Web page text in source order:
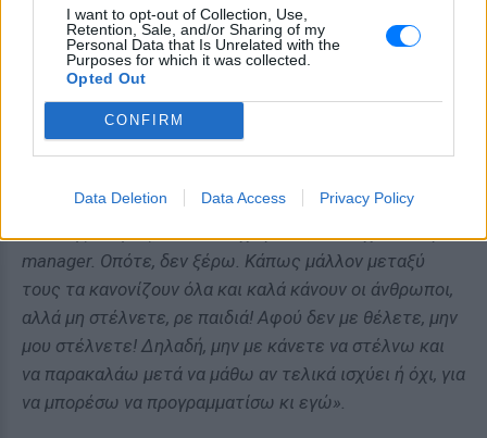
I want to opt-out of Collection, Use,
Retention, Sale, and/or Sharing of my
Personal Data that Is Unrelated with the
Purposes for which it was collected.
Opted Out
CONFIRM
Data Deletion Data Access Privacy Policy
παιδιά, μ’ αρέσουν οι γυναίκες, αγαπώ τις γυναίκες.
Ήθελα να δώσω βραβείο σε γυναίκα.
Τέλος πάντων, εν τέλει μάλλον δεν με ήθελαν και
πολύ, κάπου το μετάνιωσαν στην πορεία. Δεν πειράζει,
κυκλώματα. Δεν κάνω καθόλου φιλίες, ανθρώπους
έτσι της Αθήνας, που είναι χωμένοι, δεν είχα ποτέ μου
manager. Οπότε, δεν ξέρω. Kάπως μάλλον μεταξύ
τους τα κανονίζουν όλα και καλά κάνουν οι άνθρωποι,
αλλά μη στέλνετε, ρε παιδιά! Αφού δεν με θέλετε, μην
μου στέλνετε! Δηλαδή, μην με κάνετε να στέλνω και
να παρακαλάω μετά να μάθω αν τελικά ισχύει ή όχι, για
να μπορέσω να προγραμματίσω κι εγώ».